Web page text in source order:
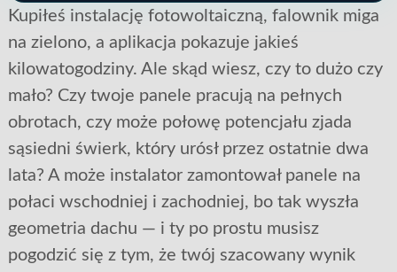
Kupiłeś instalację fotowoltaiczną, falownik miga
na zielono, a aplikacja pokazuje jakieś
kilowatogodziny. Ale skąd wiesz, czy to dużo czy
mało? Czy twoje panele pracują na pełnych
obrotach, czy może połowę potencjału zjada
sąsiedni świerk, który urósł przez ostatnie dwa
lata? A może instalator zamontował panele na
połaci wschodniej i zachodniej, bo tak wyszła
geometria dachu — i ty po prostu musisz
pogodzić się z tym, że twój szacowany wynik